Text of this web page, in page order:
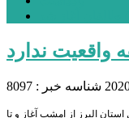
واقعیت ندارد
شناسه خبر : 8097
البرز از امشب آغاز و تا